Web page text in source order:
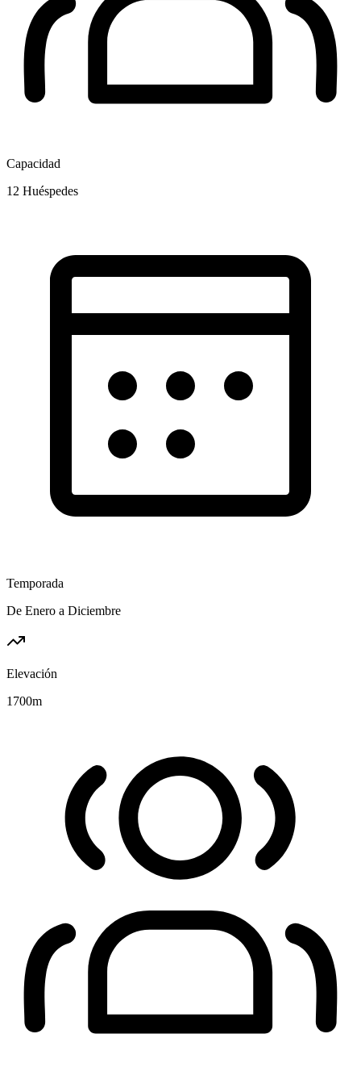
Capacidad
12 Huéspedes
Temporada
De Enero a Diciembre
Elevación
1700m